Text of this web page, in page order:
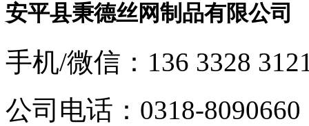
安平县秉德丝网制品有限公司
手机/微信： 136 3328
公司电话： 0318-8090660